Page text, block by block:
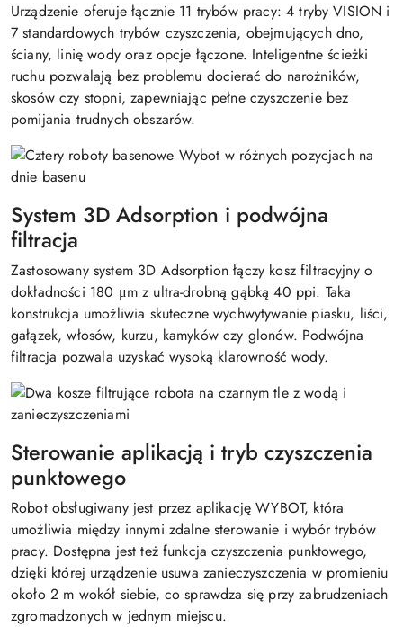
Urządzenie oferuje łącznie 11 trybów pracy: 4 tryby VISION i
7 standardowych trybów czyszczenia, obejmujących dno,
ściany, linię wody oraz opcje łączone. Inteligentne ścieżki
ruchu pozwalają bez problemu docierać do narożników,
skosów czy stopni, zapewniając pełne czyszczenie bez
pomijania trudnych obszarów.
System 3D Adsorption i podwójna
filtracja
Zastosowany system 3D Adsorption łączy kosz filtracyjny o
dokładności 180 μm z ultra-drobną gąbką 40 ppi. Taka
konstrukcja umożliwia skuteczne wychwytywanie piasku, liści,
gałązek, włosów, kurzu, kamyków czy glonów. Podwójna
filtracja pozwala uzyskać wysoką klarowność wody.
Sterowanie aplikacją i tryb czyszczenia
punktowego
Robot obsługiwany jest przez aplikację WYBOT, która
umożliwia między innymi zdalne sterowanie i wybór trybów
pracy. Dostępna jest też funkcja czyszczenia punktowego,
dzięki której urządzenie usuwa zanieczyszczenia w promieniu
około 2 m wokół siebie, co sprawdza się przy zabrudzeniach
zgromadzonych w jednym miejscu.